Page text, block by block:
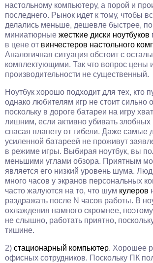
настольному компьютеру, а порой и
последнего. Рынок идет к тому, чтобы
делались меньше, дешевле быстрее,
миниатюрные жесткие диски ноутбуков
в цене от винчестеров настольного
Аналогичная ситуация обстоит с
комплектующими. Так что вопрос цены
производительности не существенный.
Ноутбук хорошо подходит для тех, кто
однако любителям игр не стоит сильно
поскольку в дороге батареи на игру
лишним, если активно убивать злобных
спасая планету от гибели. Даже самые
усиленной батареей не проживут
в режиме игры. Выбирая ноутбук, вы
меньшими углами обзора. Приятным
является его низкий уровень шума.
много часов у экранов персональных
часто жалуются на то, что шум кулеров
раздражать после N часов работы. В
охлаждения намного скромнее, поэтому
не слышно, работать приятно,
тишине.
2) стационарный компьютер. Хорошее
офисных сотрудников. Поскольку ПК